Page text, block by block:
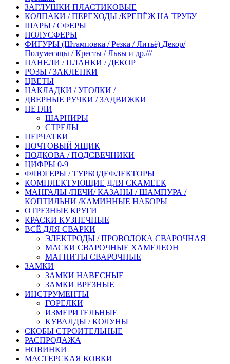
ЗАГЛУШКИ ПЛАСТИКОВЫЕ
КОЛПАКИ / ПЕРЕХОДЫ /КРЕПЁЖ НА ТРУБУ
ШАРЫ / СФЕРЫ
ПОЛУСФЕРЫ
ФИГУРЫ (Штамповка / Резка / Литьё) Декор/
Полумесяцы / Кресты / Львы и др.///
ПАНЕЛИ / ПЛАНКИ / ДЕКОР
РОЗЫ / ЗАКЛЁПКИ
ЦВЕТЫ
НАКЛАДКИ / УГОЛКИ /
ДВЕРНЫЕ РУЧКИ / ЗАДВИЖКИ
ПЕТЛИ
ШАРНИРЫ
СТРЕЛЫ
ПЕРЧАТКИ
ПОЧТОВЫЙ ЯЩИК
ПОДКОВА / ПОДСВЕЧНИКИ
ЦИФРЫ 0-9
ФЛЮГЕРЫ / ТУРБОДЕФЛЕКТОРЫ
КОМПЛЕКТУЮЩИЕ ДЛЯ СКАМЕЕК
МАНГАЛЫ /ПЕЧИ/ КАЗАНЫ / ШАМПУРА /
КОПТИЛЬНИ /КАМИННЫЕ НАБОРЫ
ОТРЕЗНЫЕ КРУГИ
КРАСКИ КУЗНЕЧНЫЕ
ВСЁ ДЛЯ СВАРКИ
ЭЛЕКТРОДЫ / ПРОВОЛОКА СВАРОЧНАЯ
МАСКИ СВАРОЧНЫЕ ХАМЕЛЕОН
МАГНИТЫ СВАРОЧНЫЕ
ЗАМКИ
ЗАМКИ НАВЕСНЫЕ
ЗАМКИ ВРЕЗНЫЕ
ИНСТРУМЕНТЫ
ГОРЕЛКИ
ИЗМЕРИТЕЛЬНЫЕ
КУВАЛДЫ / КОЛУНЫ
СКОБЫ СТРОИТЕЛЬНЫЕ
РАСПРОДАЖА
НОВИНКИ
МАСТЕРСКАЯ КОВКИ